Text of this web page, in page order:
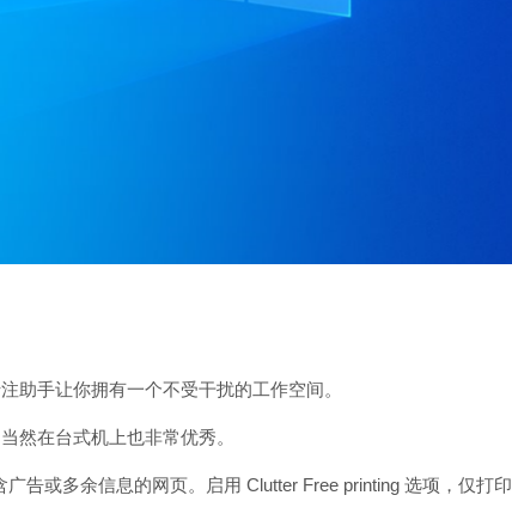
助手让你拥有一个不受干扰的工作空间。
然在台式机上也非常优秀。
告或多余信息的网页。启用 Clutter Free printing 选项，仅打印